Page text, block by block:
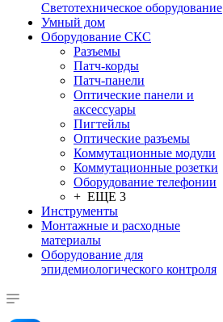
Светотехническое оборудование
Умный дом
Оборудование СКС
Разъемы
Патч-корды
Патч-панели
Оптические панели и
аксессуары
Пигтейлы
Оптические разъемы
Коммутационные модули
Коммутационные розетки
Оборудование телефонии
+ ЕЩЕ 3
Инструменты
Монтажные и расходные
материалы
Оборудование для
эпидемиологического контроля